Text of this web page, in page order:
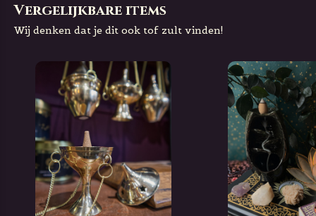
Vergelijkbare items
Wij denken dat je dit ook tof zult vinden!